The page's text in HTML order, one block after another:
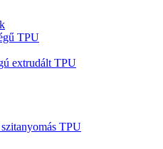
TPU
extrudált TPU
TPU